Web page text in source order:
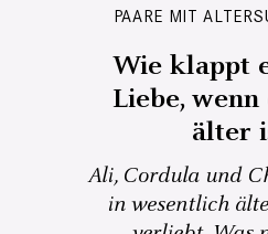
PAARE MIT
Wie klappt
Liebe,
älter
Ali, Cordula und
in wesentlich